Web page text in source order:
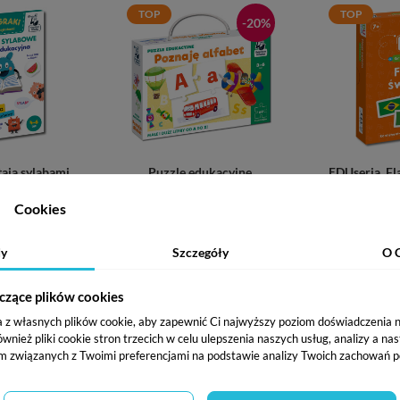
sylabami.
Teczka
7 lat
(opinie:
TOP
-20%
Puzzle edukacyjne.
Wiek: 3-6 lat
(opinie:
TOP
EDUseria.
Cookies
Szczegóły O
plików cookies
własnych plików cookie, aby zapewnić Ci najwyższy poziom doświadczenia
pliki cookie stron trzecich w celu ulepszenia naszych usług, analizy a
związanych z Twoimi preferencjami na podstawie analizy Twoich zachowań